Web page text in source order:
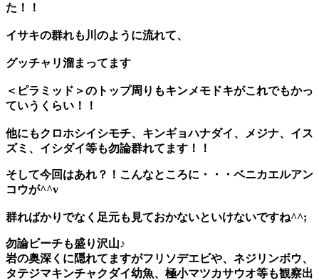
た！！
イサキの群れも川のように流れて、
グッチャリ溜まってます
＜ピラミッド＞のトップ周りもキンメモドキがこれでもかっ
ていうくらい！！
他にもクロホシイシモチ、キンギョハナダイ、メジナ、イス
ズミ、イシダイ等も勿論群れてます！！
そして今回はあれ？！こんなところに・・・ベニカエルアン
コウが^^v
群ればかりでなく足元も見ておかないといけないですね^^;
勿論ビーチも盛り沢山♪
岩の奥深くに隠れてますがフリソデエビや、ネジリンボウ、
タテジマキンチャクダイ幼魚、極小マツカサウオ等も観察出